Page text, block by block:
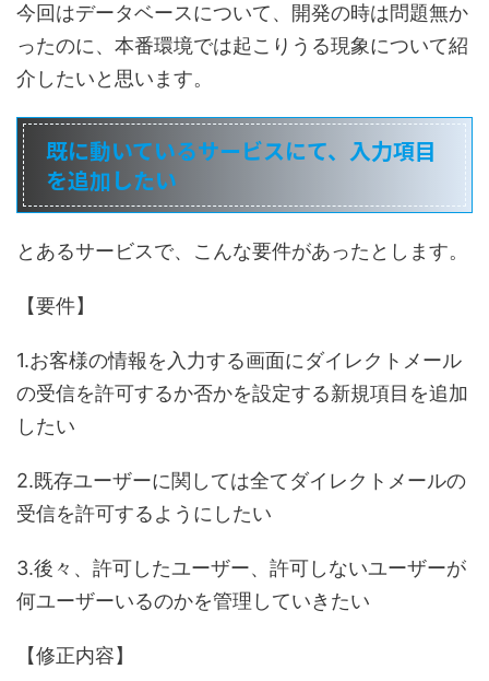
今回はデータベースについて、開発の時は問題無か
ったのに、本番環境では起こりうる現象について紹
介したいと思います。
既に動いているサービスにて、入力項目
を追加したい
とあるサービスで、こんな要件があったとします。
【要件】
1.お客様の情報を入力する画面にダイレクトメール
の受信を許可するか否かを設定する新規項目を追加
したい
2.既存ユーザーに関しては全てダイレクトメールの
受信を許可するようにしたい
3.後々、許可したユーザー、許可しないユーザーが
何ユーザーいるのかを管理していきたい
【修正内容】